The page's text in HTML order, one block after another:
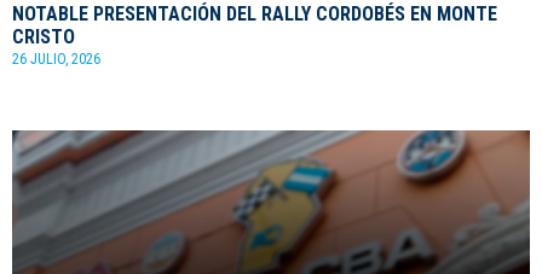
NOTABLE PRESENTACIÓN DEL RALLY CORDOBÉS EN MONTE
CRISTO
26 JULIO, 2026